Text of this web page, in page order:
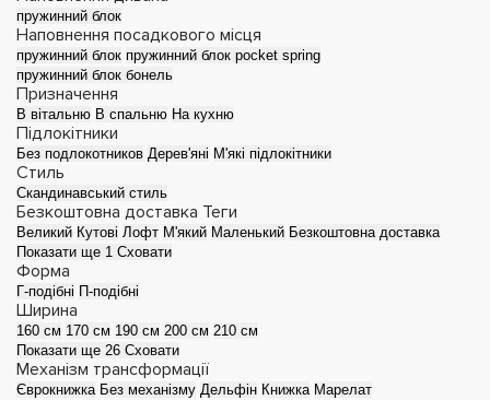
Прямі дивани
пружинний блок
Наповнення посадкового місця
пружинний блок пружинний блок pocket spring
пружинний блок бонель
Призначення
В вітальню В спальню На кухню
Підлокітники
Без подлокотников Дерев'яні М'які підлокітники
Стиль
Скандинавський стиль
Безкоштовна доставка Теги
Великий Кутові Лофт М'який Маленький Безкоштовна доставка
Показати ще 1 Сховати
Форма
Г-подібні П-подібні
Ширина
160 см 170 см 190 см 200 см 210 см
Показати ще 26 Сховати
Механізм трансформації
Єврокнижка Без механізму Дельфін Книжка Марелат